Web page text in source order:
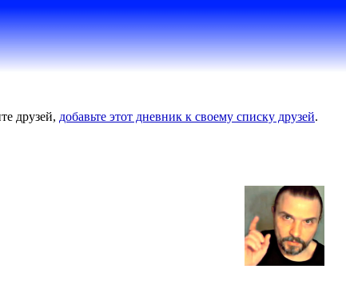
друзей, добавьте этот дневник к своему списку друзей.